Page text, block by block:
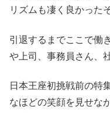
リズムも凄く良かった
引退するまでここで働
や上司、事務員さん、
日本王座初挑戦前の特
なほどの笑顔を見せな